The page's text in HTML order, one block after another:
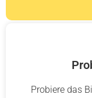
Probiere das